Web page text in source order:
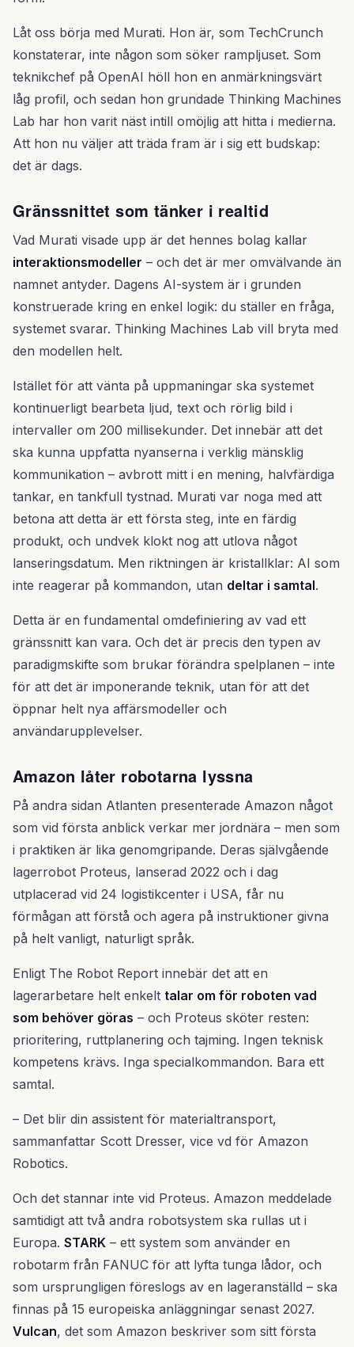
Låt oss börja med Murati. Hon är, som TechCrunch
konstaterar, inte någon som söker rampljuset. Som
teknikchef på OpenAI höll hon en anmärkningsvärt
låg profil, och sedan hon grundade Thinking Machines
Lab har hon varit näst intill omöjlig att hitta i medierna.
Att hon nu väljer att träda fram är i sig ett budskap:
det är dags.
Gränssnittet som tänker i realtid
Vad Murati visade upp är det hennes bolag kallar
interaktionsmodeller – och det är mer omvälvande än
namnet antyder. Dagens AI-system är i grunden
konstruerade kring en enkel logik: du ställer en fråga,
systemet svarar. Thinking Machines Lab vill bryta med
den modellen helt.
Istället för att vänta på uppmaningar ska systemet
kontinuerligt bearbeta ljud, text och rörlig bild i
intervaller om 200 millisekunder. Det innebär att det
ska kunna uppfatta nyanserna i verklig mänsklig
kommunikation – avbrott mitt i en mening, halvfärdiga
tankar, en tankfull tystnad. Murati var noga med att
betona att detta är ett första steg, inte en färdig
produkt, och undvek klokt nog att utlova något
lanseringsdatum. Men riktningen är kristallklar: AI som
inte reagerar på kommandon, utan deltar i samtal.
Detta är en fundamental omdefiniering av vad ett
gränssnitt kan vara. Och det är precis den typen av
paradigmskifte som brukar förändra spelplanen – inte
för att det är imponerande teknik, utan för att det
öppnar helt nya affärsmodeller och
användarupplevelser.
Amazon låter robotarna lyssna
På andra sidan Atlanten presenterade Amazon något
som vid första anblick verkar mer jordnära – men som
i praktiken är lika genomgripande. Deras självgående
lagerrobot Proteus, lanserad 2022 och i dag
utplacerad vid 24 logistikcenter i USA, får nu
förmågan att förstå och agera på instruktioner givna
på helt vanligt, naturligt språk.
Enligt The Robot Report innebär det att en
lagerarbetare helt enkelt talar om för roboten vad
som behöver göras – och Proteus sköter resten:
prioritering, ruttplanering och tajming. Ingen teknisk
kompetens krävs. Inga specialkommandon. Bara ett
samtal.
– Det blir din assistent för materialtransport,
sammanfattar Scott Dresser, vice vd för Amazon
Robotics.
Och det stannar inte vid Proteus. Amazon meddelade
samtidigt att två andra robotsystem ska rullas ut i
Europa. STARK – ett system som använder en
robotarm från FANUC för att lyfta tunga lådor, och
som ursprungligen föreslogs av en lageranställd – ska
finnas på 15 europeiska anläggningar senast 2027.
Vulcan, det som Amazon beskriver som sitt första